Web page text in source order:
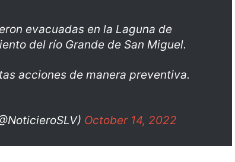
evacuadas en la Laguna de
del río Grande de San Miguel.
acciones de manera preventiva.
October 14, 2022